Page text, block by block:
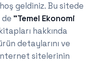
geldiniz. Bu sitede
de "Temel Ekonomi
hakkında
detaylarını ve
sitelerinin